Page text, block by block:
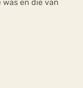
en die van